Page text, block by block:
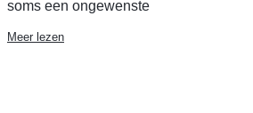
soms een ongewenste
Meer lezen